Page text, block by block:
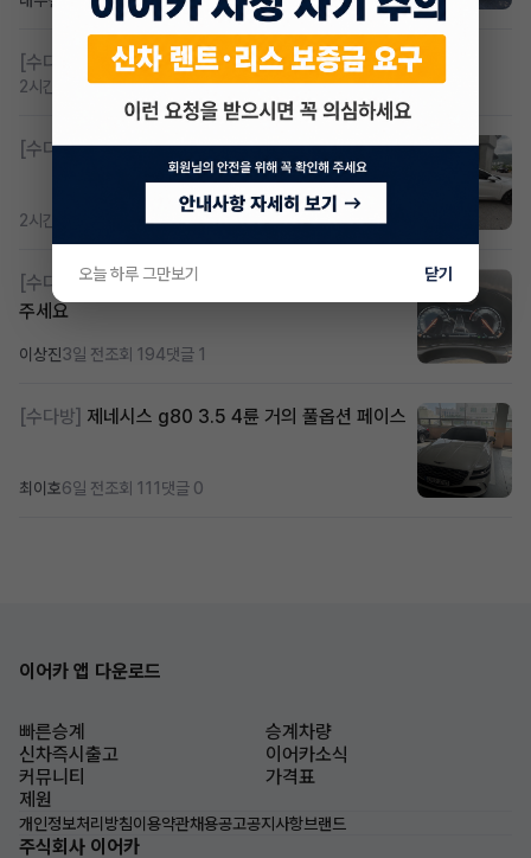
[수다방] 저신용 무심사 or 신차 렌트 찾으시는분!!
2시간 전 조회 439댓글 2
[수다방] K8 하이브리드 (풀옵션) 758,780원
2시간 전 댓글 3
[수다방] Gv70 승계자분 구합니다 지원금 협의연락
주세요
이상진3일 전조회 194댓글 1
[수다방] 제네시스 g80 3.5 4륜 거의 풀옵션 페이스
최이호6일 전조회 111 댓글 0
이어카 앱 다운로드
빠른승계
승계차량
신차즉시출고
이어카소식
커뮤니티
가격표
제원
개인정보처리방침이용약관채용공고공지사항브랜드
주식회사 이어카
오늘 하루 그만보기 닫기